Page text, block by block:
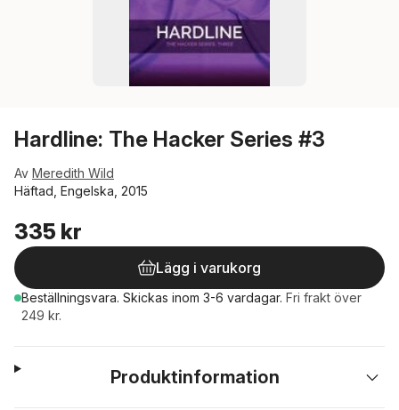
Hardline: The Hacker Series #3
Av Meredith Wild
Häftad, Engelska, 2015
335 kr
Lägg i varukorg
Beställningsvara. Skickas inom 3-6 vardagar. Fri frakt över
249 kr.
Produktinformation